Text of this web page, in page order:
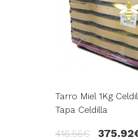
Tarro Miel 1Kg
Tapa Celdilla
416.56 375.92